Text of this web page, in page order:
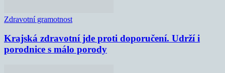
Zdravotní gramotnost
Krajská zdravotní jde proti doporučení. Udrží i
porodnice s málo porody